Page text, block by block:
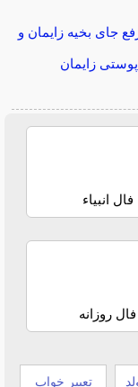
جای بخیه زایمان و
زایمان
فال انبیاء
فال روزانه
تعبیر خواب